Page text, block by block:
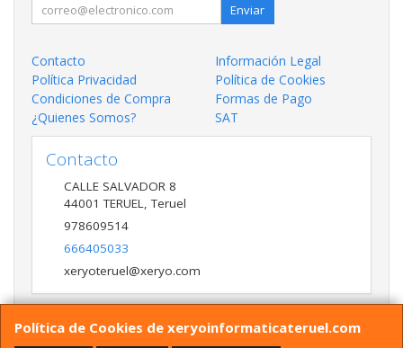
Política de Cookies de xeryoinformaticateruel.com
Enviar
Contacto
Información Legal
Política Privacidad
Política de Cookies
Condiciones de Compra
Formas de Pago
¿Quienes Somos?
SAT
Contacto
CALLE SALVADOR 8
44001 TERUEL,Teruel
978609514
666405033
xeryoteruel@xeryo.com
Horario